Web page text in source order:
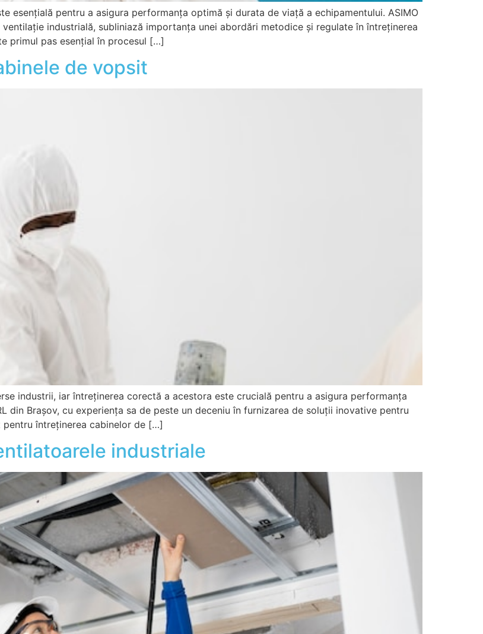
esențială pentru a asigura performanța optimă și durata de viață a echipamentului. ASIMO
industrială, subliniază importanța unei abordări metodice și regulate în întreținerea
primul pas esențial în procesul […]
de vopsit
industrii, iar întreținerea corectă a acestora este crucială pentru a asigura performanța
din Brașov, cu experiența sa de peste un deceniu în furnizarea de soluții inovative pentru
întreținerea cabinelor de […]
industriale